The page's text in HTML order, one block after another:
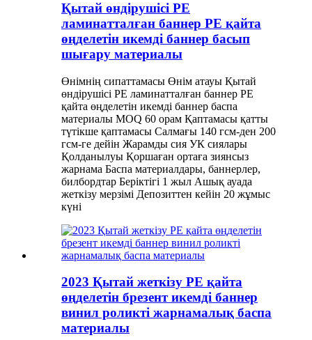
Қытай өндірушісі PE
ламинатталған баннер PE қайта
өңделетін икемді баннер басып
шығару материалы
Өнімнің сипаттамасы Өнім атауы Қытай
өндірушісі PE ламинатталған баннер PE
қайта өңделетін икемді баннер баспа
материалы MOQ 60 орам Қаптамасы қатты
түтікше қаптамасы Салмағы 140 гсм-ден 200
гсм-ге дейін Жарамды сия УК сиялары
Қолданылуы Қоршаған ортаға зиянсыз
жарнама Баспа материалдары, баннерлер,
билбордтар Беріктігі 1 жыл Ашық ауада
жеткізу мерзімі Депозиттен кейін 20 жұмыс
күні
2023 Қытай жеткізу PE қайта
өңделетін брезент икемді баннер
винил роликті жарнамалық баспа
материалы